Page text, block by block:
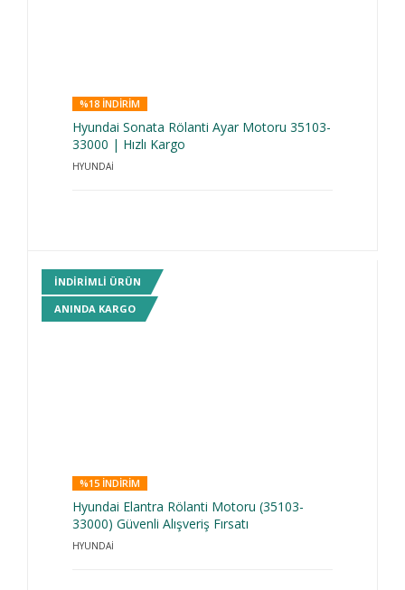
%18 INDIRIM
Hyundai Sonata Rölanti Ayar Motoru 35103-
33000 | Hızlı Kargo
HYUNDAİ
INDIRIMLI ÜRÜN
ANINDA KARGO
%15 INDIRIM
Hyundai Elantra Rölanti Motoru (35103-
33000) Güvenli Alışveriş Fırsatı
HYUNDAİ